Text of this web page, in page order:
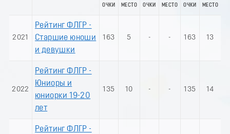
ОЧКИ МЕСТО ОЧКИ МЕСТО ОЧКИ МЕСТО
2021
Рейтинг ФЛГР -
Старшие юноши
и девушки
163 5 - - 163 13
2022
Рейтинг ФЛГР -
Юниоры и
юниорки 19-20
лет
135 10 - - 135 14
Рейтинг ФЛГР -